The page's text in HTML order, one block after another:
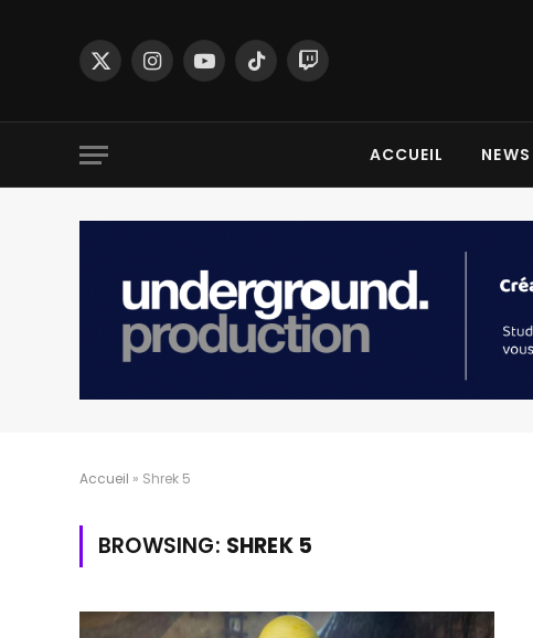
X
InstagramYouTubeTikTokTwitch
ACCUEIL NEWS
Accueil » Shrek 5
BROWSING: SHREK 5